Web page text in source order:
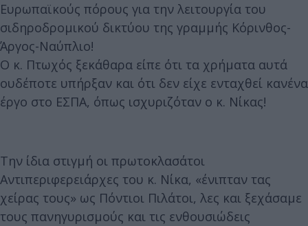
Ευρωπαϊκούς πόρους για την λειτουργία του
σιδηροδρομικού δικτύου της γραμμής Κόρινθος-
Άργος-Ναύπλιο!
Ο κ. Πτωχός ξεκάθαρα είπε ότι τα χρήματα αυτά
ουδέποτε υπήρξαν και ότι δεν είχε ενταχθεί κανένα
έργο στο ΕΣΠΑ, όπως ισχυριζόταν ο κ. Νίκας!
Την ίδια στιγμή οι πρωτοκλασάτοι
Αντιπεριφερειάρχες του κ. Νίκα, «ένιπταν τας
χείρας τους» ως Πόντιοι Πιλάτοι, λες και ξεχάσαμε
τους πανηγυρισμούς και τις ενθουσιώδεις